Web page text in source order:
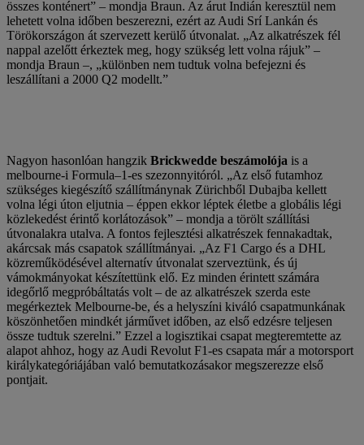
összes konténert” – mondja Braun. Az árut Indián keresztül nem
lehetett volna időben beszerezni, ezért az Audi Srí Lankán és
Törökországon át szervezett kerülő útvonalat. „Az alkatrészek fél
nappal azelőtt érkeztek meg, hogy szükség lett volna rájuk” –
mondja Braun –, „különben nem tudtuk volna befejezni és
leszállítani a 2000 Q2 modellt.”
Nagyon hasonlóan hangzik Brickwedde beszámolója is a
melbourne-i Formula–1-es szezonnyitóról. „Az első futamhoz
szükséges kiegészítő szállítmánynak Zürichből Dubajba kellett
volna légi úton eljutnia – éppen ekkor léptek életbe a globális légi
közlekedést érintő korlátozások” – mondja a törölt szállítási
útvonalakra utalva. A fontos fejlesztési alkatrészek fennakadtak,
akárcsak más csapatok szállítmányai. „Az F1 Cargo és a DHL
közreműködésével alternatív útvonalat szerveztünk, és új
vámokmányokat készítettünk elő. Ez minden érintett számára
idegőrlő megpróbáltatás volt – de az alkatrészek szerda este
megérkeztek Melbourne-be, és a helyszíni kiváló csapatmunkának
köszönhetően mindkét járművet időben, az első edzésre teljesen
össze tudtuk szerelni.” Ezzel a logisztikai csapat megteremtette az
alapot ahhoz, hogy az Audi Revolut F1-es csapata már a motorsport
királykategóriájában való bemutatkozásakor megszerezze első
pontjait.